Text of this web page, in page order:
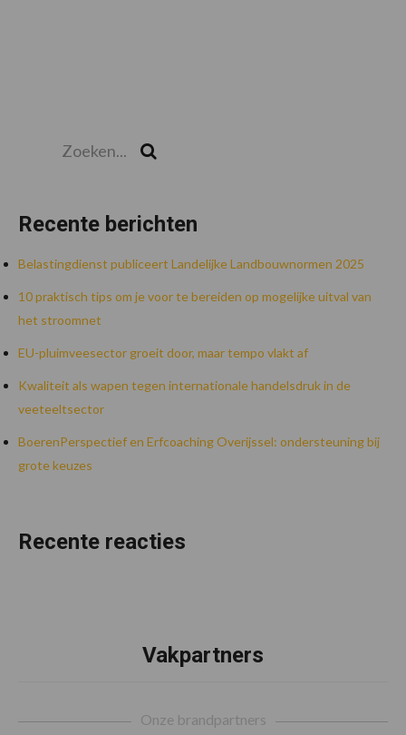
Recente berichten
Belastingdienst publiceert Landelijke Landbouwnormen 2025
10 praktisch tips om je voor te bereiden op mogelijke uitval van
het stroomnet
EU-pluimveesector groeit door, maar tempo vlakt af
Kwaliteit als wapen tegen internationale handelsdruk in de
veeteeltsector
BoerenPerspectief en Erfcoaching Overijssel: ondersteuning bij
grote keuzes
Recente reacties
Vakpartners
Onze brandpartners